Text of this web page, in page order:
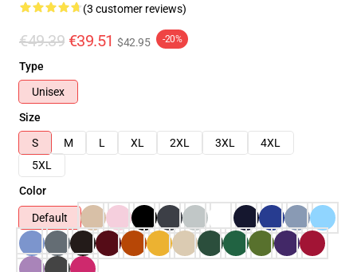
(3 customer reviews)
€49.39 €39.51 $42.95 -20%
Type
Unisex
Size
S
M L XL 2XL 3XL
4XL
5XL
Color
Default